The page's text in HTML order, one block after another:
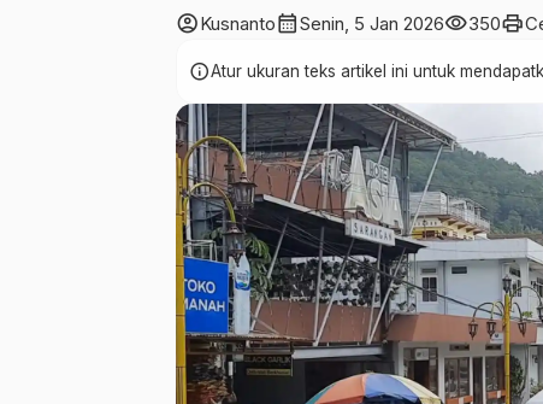
account_circleKusnantocalendar_monthSenin, 5 Jan 2026visibility350print
infoAtur ukuran teks artikel ini untuk